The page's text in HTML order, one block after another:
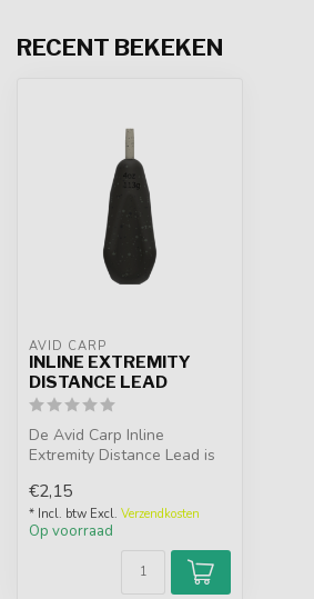
RECENT BEKEKEN
AVID CARP
INLINE EXTREMITY
DISTANCE LEAD
De Avid Carp Inline
Extremity Distance Lead is
lood v...
€2,15
* Incl. btw Excl. Verzendkosten
Op voorraad